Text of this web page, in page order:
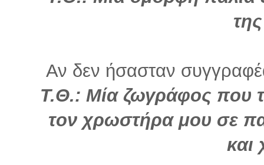
Αν δεν ήσασταν
Τ.Θ.: Μία ζωγράφος που
τον χρωστήρα μου σε
και